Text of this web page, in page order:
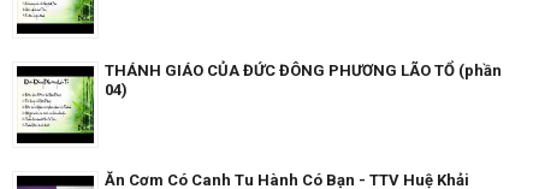
THÁNH GIÁO CỦA ĐỨC ĐÔNG PHƯƠNG LÃO TỔ (phần
04)
Ăn Cơm Có Canh Tu Hành Có Bạn - TTV Huệ Khải